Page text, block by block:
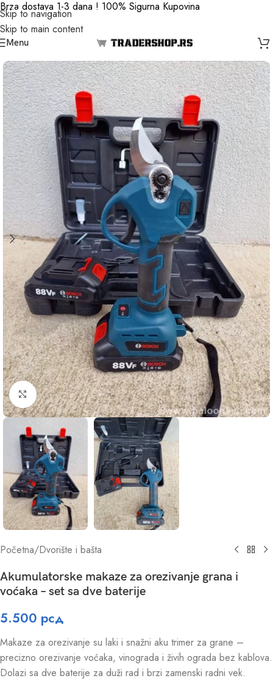
Skip to navigation
Skip to main content
Brza dostava 1-3 dana ! 100% Sigurna Kupovina
Menu
Click to enlarge
Početna/Dvorište i bašta
Akumulatorske makaze za orezivanje grana i
voćaka – set sa dve baterije
5.500 рсд
Makaze za orezivanje su laki i snažni aku trimer za grane –
precizno orezivanje voćaka, vinograda i živih ograda bez kablova.
Dolazi sa dve baterije za duži rad i brzi zamenski radni vek.